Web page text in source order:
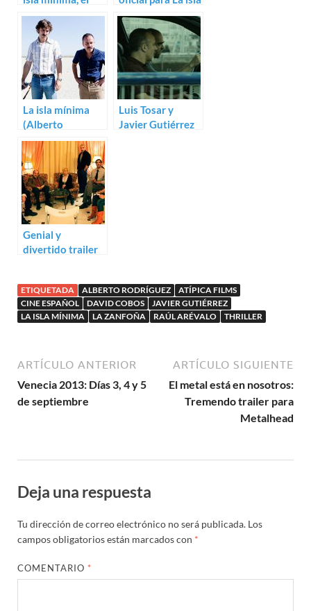
nuevo thriller de
Alberto
Rodríguez
mínima de
Alberto
Rodríguez
La isla mínima
(Alberto
Rodriguez)
Luis Tosar y
Javier Gutiérrez
Genial y
divertido trailer
Cavestany
ETIQUETADA ALBERTO RODRÍGUEZ
ATÍPICA FILMS
CINE ESPAÑOL
DAVID COBOS
JAVIER GUTIÉRREZ
LA ISLA MÍNIMA
LA ZANFOÑA RAÚL ARÉVALO THRILLER
ARTÍCULO ANTERIOR
Venecia 2013: Días 3, 4 y 5
de septiembre
ARTÍCULO SIGUIENTE
El metal está en nosotros:
Tremendo trailer para
Metalhead
Deja una respuesta
Tu dirección de correo electrónico no será publicada. Los
campos obligatorios están marcados con *
COMENTARIO *